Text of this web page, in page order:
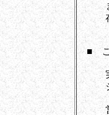
また
存在
■ こ
実は
シャ
営業